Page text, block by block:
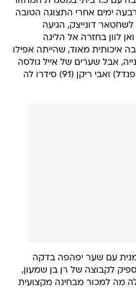
ארבעה ימים אחרי התצוגה הטובה
דונייצק, הגיעה
לוון בחזרה אל הליגה
איכותית מאוד, שהייתה אפילו
אבל שערים של אייל גולסה
(15), מתן חוזז (74 בפנדל) ואבי ריקן (91) סידרו לה
עם שער יפהפה בדקה
הספיק לקבוצה של רן בן שמעון,
מה למכור מבחינה מקצועית